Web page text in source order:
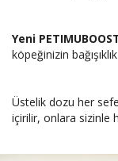
Yeni
köpeğinizin
Üstelik dozu her
içirilir, onlara sizinle